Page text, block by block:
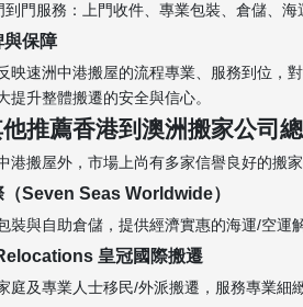
門服務：上門收件、專業包裝、倉儲、海
與保障
映速洲中港搬屋的流程專業、服務到位，
提升整體搬遷的安全與信心。
推薦香港到澳洲搬家公司
港搬屋外，市場上尚有多家信譽良好的搬
Seven Seas Worldwide）
裝與自助倉儲，提供經濟實惠的海運/空運
皇冠國際搬遷
庭及專業人士移民/外派搬遷，服務專業細